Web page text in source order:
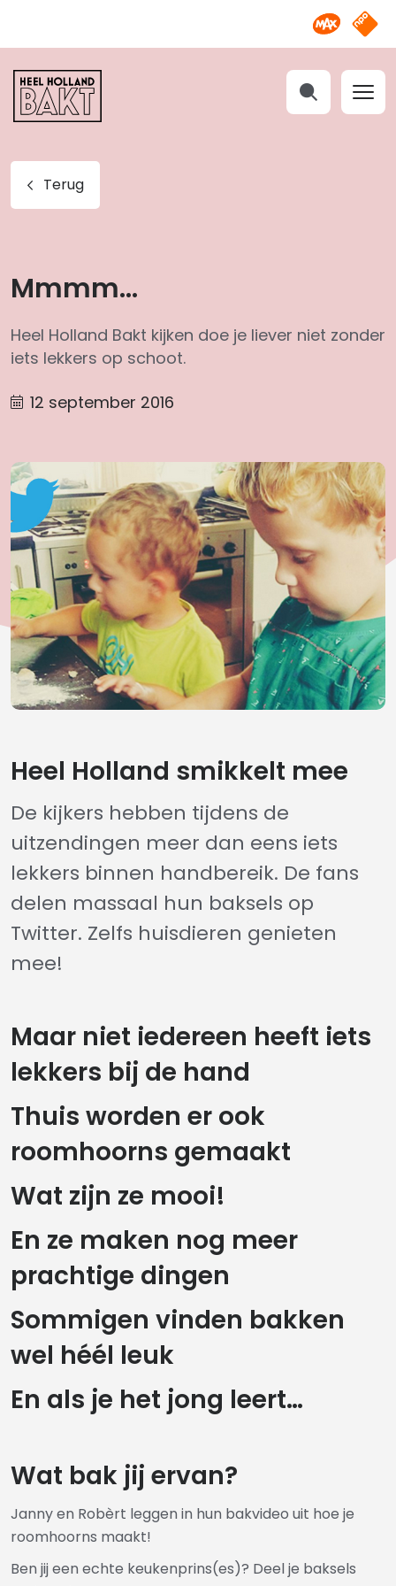
Omroep
NPO
Heel
Holland
Bakt
Terug
Mmmm...
Heel Holland Bakt kijken doe je liever niet zonder
iets lekkers op schoot.
12 september 2016
Heel Holland smikkelt mee
De kijkers hebben tijdens de
uitzendingen meer dan eens iets
lekkers binnen handbereik. De fans
delen massaal hun baksels op
Twitter. Zelfs huisdieren genieten
mee!
Maar niet iedereen heeft iets
lekkers bij de hand
Thuis worden er ook
roomhoorns gemaakt
Wat zijn ze mooi!
En ze maken nog meer
prachtige dingen
Sommigen vinden bakken
wel héél leuk
En als je het jong leert…
Wat bak jij ervan?
Janny en Robèrt leggen in hun bakvideo uit hoe je
roomhoorns maakt!
Ben jij een echte keukenprins(es)? Deel je baksels